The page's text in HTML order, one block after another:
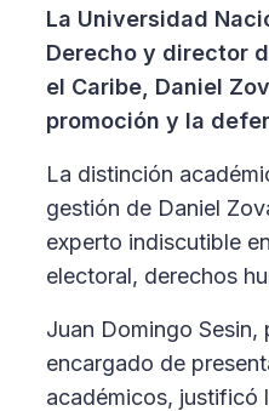
La Universidad
Derecho y director
el Caribe, Daniel
promoción y la
La distinción
gestión de Daniel
experto indiscutible
electoral, derechos
Juan Domingo
encargado de
académicos, justificó